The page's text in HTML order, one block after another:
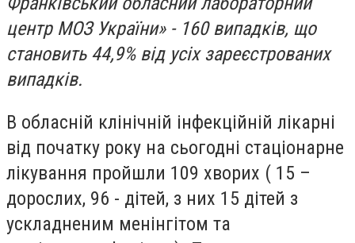
центр МОЗ України» - 160 випадків, що
становить 44,9% від усіх зареєстрованих
випадків.
В обласній клінічній інфекційній лікарні
від початку року на сьогодні стаціонарне
лікування пройшли 109 хворих ( 15 –
дорослих, 96 - дітей, з них 15 дітей з
ускладненим менінгітом та